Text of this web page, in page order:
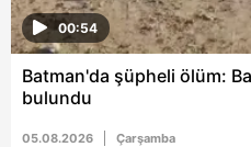
00:54
Batman'da şüpheli ölüm:
bulundu
05.08.2026 Çarşamba